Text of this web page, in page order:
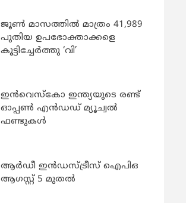
ജൂൺ മാസത്തിൽ മാത്രം 41,989
പുതിയ ഉപഭോക്താക്കളെ
കൂട്ടിച്ചേർത്തു ‘വി’
ഇന്‍വെസ്കോ ഇന്ത്യയുടെ രണ്ട്
ഓപ്പണ്‍ എന്‍ഡഡ് മ്യൂച്വല്‍
ഫണ്ടുകള്‍
ആർഡീ ഇൻഡസ്ട്രീസ് ഐപിഒ
ആഗസ്റ്റ് 5 മുതൽ